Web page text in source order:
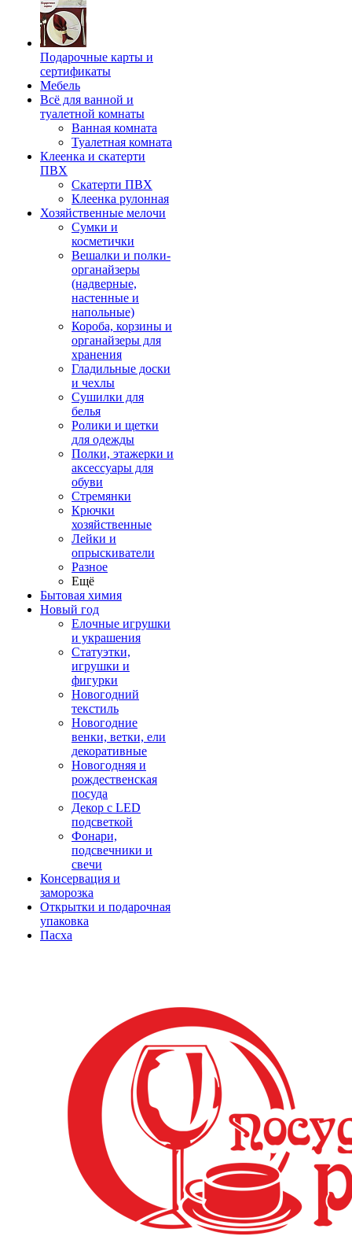
Подарочные карты и
сертификаты
Мебель
Всё для ванной и
туалетной комнаты
Ванная комната
Туалетная комната
Клеенка и скатерти
ПВХ
Скатерти ПВХ
Клеенка рулонная
Хозяйственные мелочи
Сумки и
косметички
Вешалки и полки-
органайзеры
(надверные,
настенные и
напольные)
Короба, корзины и
органайзеры для
хранения
Гладильные доски
и чехлы
Сушилки для
белья
Ролики и щетки
для одежды
Полки, этажерки и
аксессуары для
обуви
Стремянки
Крючки
хозяйственные
Лейки и
опрыскиватели
Разное
Ещё
Бытовая химия
Новый год
Елочные игрушки
и украшения
Статуэтки,
игрушки и
фигурки
Новогодний
текстиль
Новогодние
венки, ветки, ели
декоративные
Новогодняя и
рождественская
посуда
Декор с LED
подсветкой
Фонари,
подсвечники и
свечи
Консервация и
заморозка
Открытки и подарочная
упаковка
Пасха